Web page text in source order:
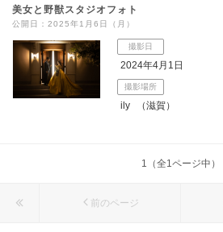
美女と野獣スタジオフォト
公開日：2025年1月6日（月）
撮影日
2024年4月1日
撮影場所
ily （滋賀）
1（全1ページ中）
前のページ